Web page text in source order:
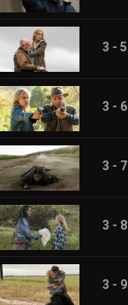
3 - 5
3 - 6
3 - 7
3 - 8
3 - 9